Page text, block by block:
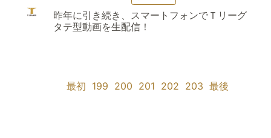
昨年に引き続き、スマートフォンでＴリーグ
タテ型動画を生配信！
最初 199 200 201 202 203 最後